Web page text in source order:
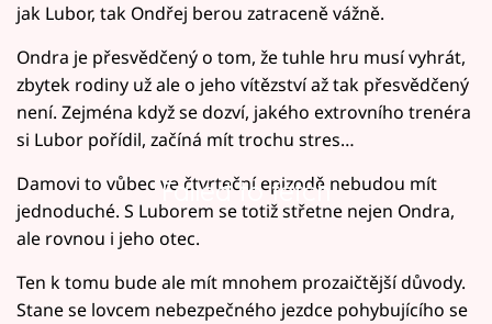
jak Lubor, tak Ondřej berou zatraceně vážně.
Ondra je přesvědčený o tom, že tuhle hru musí vyhrát,
zbytek rodiny už ale o jeho vítězství až tak přesvědčený
není. Zejména když se dozví, jakého extrovního trenéra
si Lubor pořídil, začíná mít trochu stres…
Failed to fetch
Damovi to vůbec ve čtvrteční epizodě nebudou mít
jednoduché. S Luborem se totiž střetne nejen Ondra,
ale rovnou i jeho otec.
Ten k tomu bude ale mít mnohem prozaičtější důvody.
Stane se lovcem nebezpečného jezdce pohybujícího se